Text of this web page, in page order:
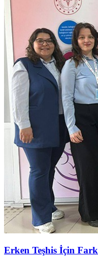
Erken Teşhis İçin